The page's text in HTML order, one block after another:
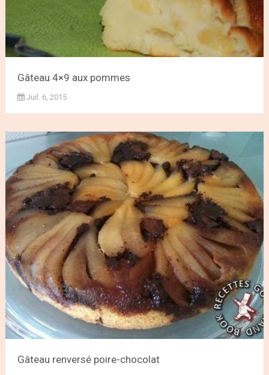
Gâteau 4×9 aux pommes
Juil. 6, 2015
Gâteau renversé poire-chocolat